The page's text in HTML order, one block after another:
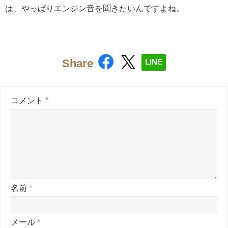
は、やっぱりエンジン音を聞きたいんですよね。
Share LINE
コメント *
名前 *
メール *